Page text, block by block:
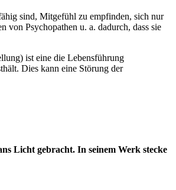
sind, Mitgefühl zu empfinden, sich nur
von Psychopathen u. a. dadurch, dass sie
ist eine die Lebensführung
Dies kann eine Störung der
Licht gebracht. In seinem Werk stecke